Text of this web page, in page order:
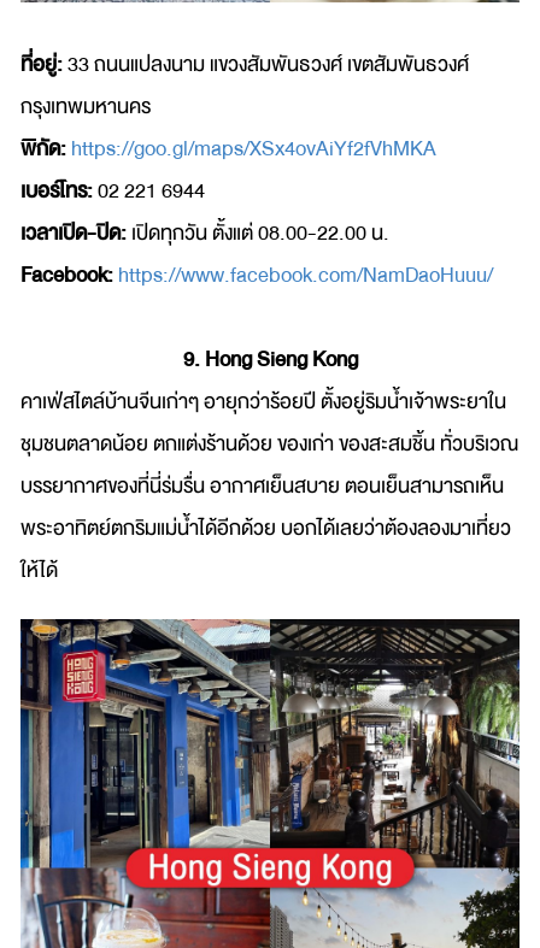
ที่อยู่:33 ถนนแปลงนาม แขวงสัมพันธวงศ์ เขตสัมพันธวงศ์
กรุงเทพมหานคร
พิกัด:https://goo.gl/maps/XSx4ovAiYf2fVhMKA
เบอร์โทร:02 221 6944
เวลาเปิด-ปิด:เปิดทุกวัน ตั้งแต่ 08.00-22.00 น.
Facebook:https://www.facebook.com/NamDaoHuuu/
9. Hong Sieng Kong
คาเฟ่สไตล์บ้านจีนเก่าๆ อายุกว่าร้อยปี ตั้งอยู่ริมน้ำเจ้าพระยาใน
ชุมชนตลาดน้อย ตกแต่งร้านด้วย ของเก่า ของสะสมชิ้น ทั่วบริเวณ
บรรยากาศของที่นี่ร่มรื่น อากาศเย็นสบาย ตอนเย็นสามารถเห็น
พระอาทิตย์ตกริมแม่น้ำได้อีกด้วย บอกได้เลยว่าต้องลองมาเที่ยว
ให้ได้